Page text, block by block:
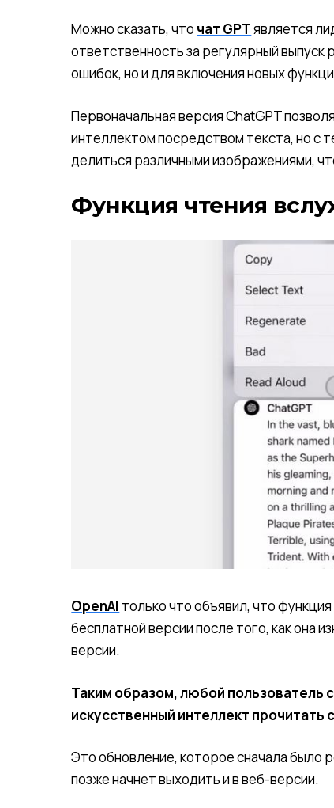
Можно сказать, что чат GPTявляется
ответственность за регулярный выпуск
ошибок, но и для включения новых
Первоначальная версия ChatGPT
интеллектом посредством текста, но с
делиться различными изображениями,
Функция чтения
OpenAI только что объявил, что
бесплатной версии после того, как она
версии.
Таким образом, любой пользователь
искусственный интеллект прочитать
Это обновление, которое сначала было
позже начнет выходить и в веб-версии.